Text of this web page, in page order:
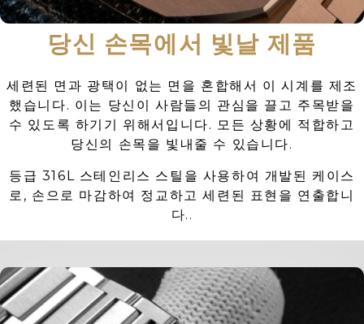
당신 손목에서 빛날 제품
세련된 면과 광택이 없는 면을 혼합해서 이 시계를 제조
했습니다. 이는 당신이 사람들의 관심을 끌고 주목받을
수 있도록 하기기 위해서입니다. 모든 상황에 적합하고
당신의 손목을 빛내줄 수 있습니다.
등급 316L 스테인리스 스틸을 사용하여 개발된 케이스
로, 손으로 마감하여 정교하고 세련된 표현을 연출합니
다..